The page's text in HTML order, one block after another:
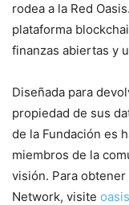
rodea a la Red
plataforma
finanzas abiertas y
Diseñada para
propiedad de sus
de la Fundación es
miembros de la
visión. Para
Network, visite